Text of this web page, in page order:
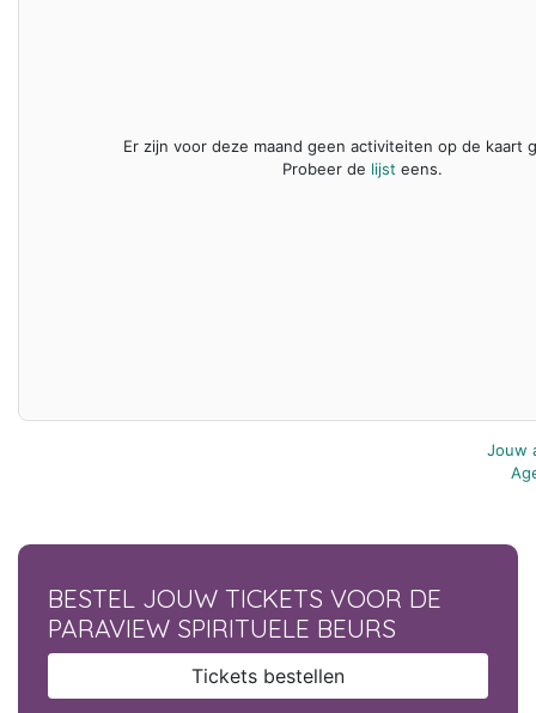
Er zijn voor deze maand geen activiteiten op de kaart
Probeer de lijst eens.
Jouw
BESTEL JOUW TICKETS VOOR DE
PARAVIEW SPIRITUELE BEURS
Tickets bestellen